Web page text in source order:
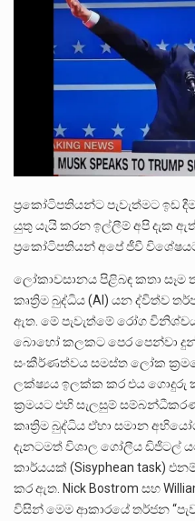
ප්‍රකෝටිපතියන්ට පැවැත්මට ඉඩ
යුතු යැයි කරන ඉල්ලීම් අපි දැක
ප්‍රකෝටිපතියන් අපේ ජීවී
ලෝකාවසානය පිළිබඳ කතා සෑම
කෘත්‍රිම බුද්ධිය (AI) යන ද්විත්ව
ඇත. මේ පැවැත්මේ රෝග
බොහෝ කලකට පෙර පෙන්වා දුන්
සංකීර්ණත්වය සමස්ත ලෝක
ලක්ෂ්‍යය ඉලක්ක කර එය ගොදුරු
ක්‍රමයට එහි සැලසුම්
කෘත්‍රිම බුද්ධිය ඒහා සමාන
දැනටමත් විශාල ගෝලීය ඩිජිටල්
කාර්යයක් (Sisyphean task)
කර ඇත. Nick Bostrom සහ
විසින් මෙම ආකාරයේ තර්ජන